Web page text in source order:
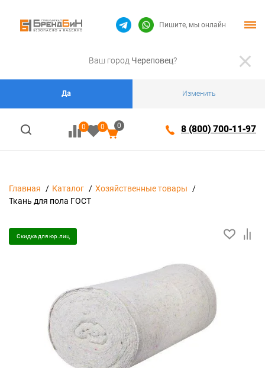
Ваш город Череповец?
Да Изменить
0 0 0 8 (800) 700-11-97
Пишите, мы онлайн
Главная Каталог
Хозяйственные товары
Ткань для пола ГОСТ
Скидка для юр.лиц